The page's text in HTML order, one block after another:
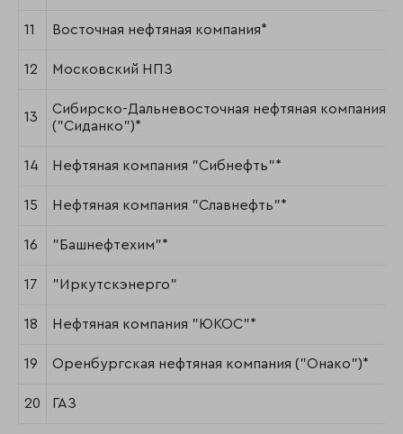
11 Восточная нефтяная компания*
12 Московский НПЗ
13
Сибирско-Дальневосточная нефтяная компания
("Сиданко")*
14 Нефтяная компания "Сибнефть"*
15 Нефтяная компания "Славнефть"*
16 "Башнефтехим"*
17 "Иркутскэнерго"
18 Нефтяная компания "ЮКОС"*
19 Оренбургская нефтяная компания ("Онако")*
20 ГАЗ